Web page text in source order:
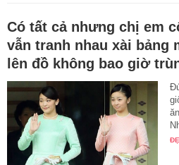
Có tất cả nhưng chị em
vẫn tranh nhau xài bảng
lên đồ không bao giờ